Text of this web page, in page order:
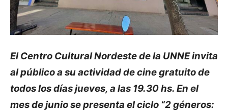
El Centro Cultural Nordeste de la UNNE invita
al público a su actividad de cine gratuito de
todos los días jueves, a las 19.30 hs. En el
mes de junio se presenta el ciclo “2 géneros: